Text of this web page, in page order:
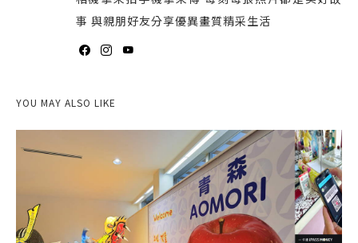
事 與親朋好友分享優異畫質精采生活
YOU MAY ALSO LIKE